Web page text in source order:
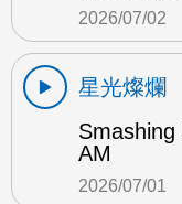
2026/07/02
星光燦爛
AM
2026/07/01